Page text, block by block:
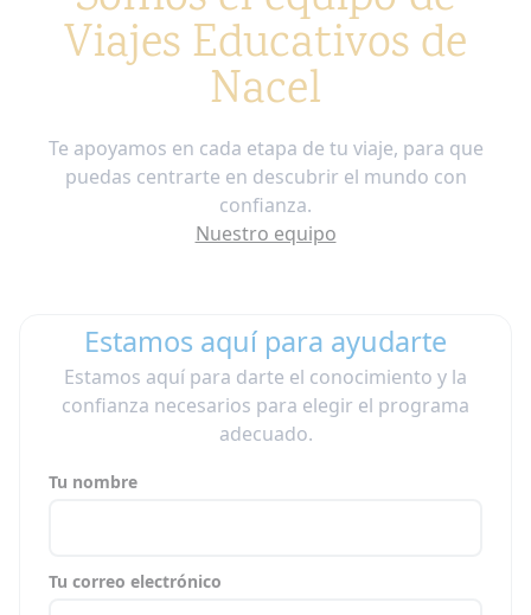
Viajes Educativos de
Nacel
Te apoyamos en cada etapa de tu viaje, para que
puedas centrarte en descubrir el mundo con
confianza.
Nuestro equipo
Estamos aquí para ayudarte
Estamos aquí para darte el conocimiento y la
confianza necesarios para elegir el programa
adecuado.
Tu nombre
Tu correo electrónico